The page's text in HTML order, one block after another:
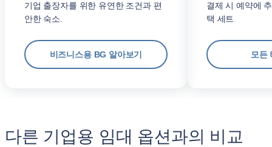
기업 출장자를 위한 유연한 조건과 편
안한 숙소.
비즈니스용 BG 알아보기
결제 시 예약에
택 세트
모든
다른 기업용 임대 옵션과의 비교